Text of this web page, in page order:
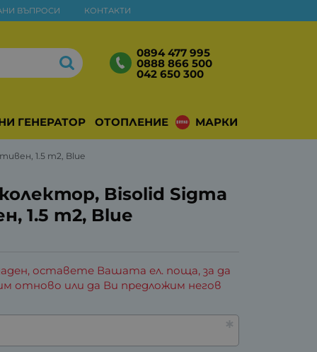
ВЪПРОСИ КОНТАКТИ
0894 477 995
0888 866 500
042 650 300
ГЕНЕРАТОРИ ОТОПЛЕНИЕ МАРКИ
1.5 m2, Blue
Bisolid Sigma
1.5 m2, Blue
оставете Вашата ел. поща, за да
отново или да Ви предложим негов